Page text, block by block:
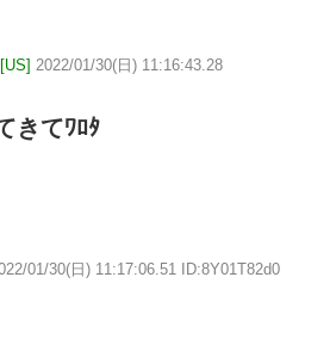
2022/01/30(日) 11:16:43.28
きてﾜﾛﾀ
01/30(日) 11:17:06.51 ID:8Y01T82d0